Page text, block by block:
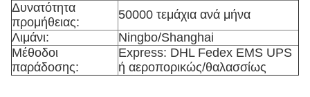
Δυνατότητα
προμήθειας:
50000 τεμάχια ανά μήνα
Λιμάνι:
Ningbo/Shanghai
Μέθοδοι
παράδοσης:
Express: DHL Fedex EMS UPS
ή αεροπορικώς/θαλασσίως